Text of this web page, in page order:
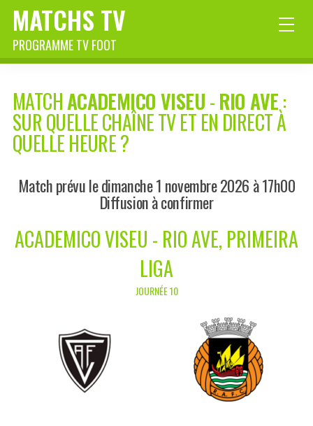
MATCHS TV
PROGRAMME TV FOOT
MATCHACADEMICO VISEU-RIO AVE:
SUR QUELLE CHAÎNE TV ET EN DIRECT À
QUELLE HEURE ?
Match prévu le dimanche 1 novembre 2026 à 17h00
Diffusion à confirmer
ACADEMICO VISEU - RIO AVE, PRIMEIRA
LIGA
JOURNÉE 10